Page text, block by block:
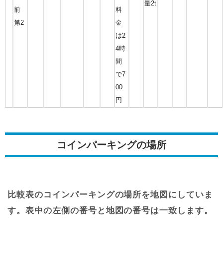
前
第2
料
金
は2
4時
間
で7
00
円
量2t
コインパーキングの場所
比較表のコインパーキングの場所を地図にしていま
す。表中の左側の番号と地図の番号は一致します。